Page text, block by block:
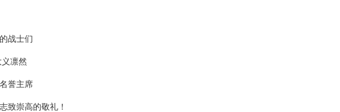
战士们
凛然
誉主席
致崇高的敬礼！